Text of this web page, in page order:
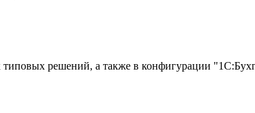
решений, а также в конфигурации